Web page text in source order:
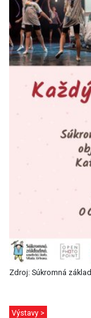
Zdroj: Súkromná
Výstavy >